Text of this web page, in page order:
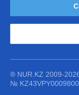
® NUR.KZ 2009-
№